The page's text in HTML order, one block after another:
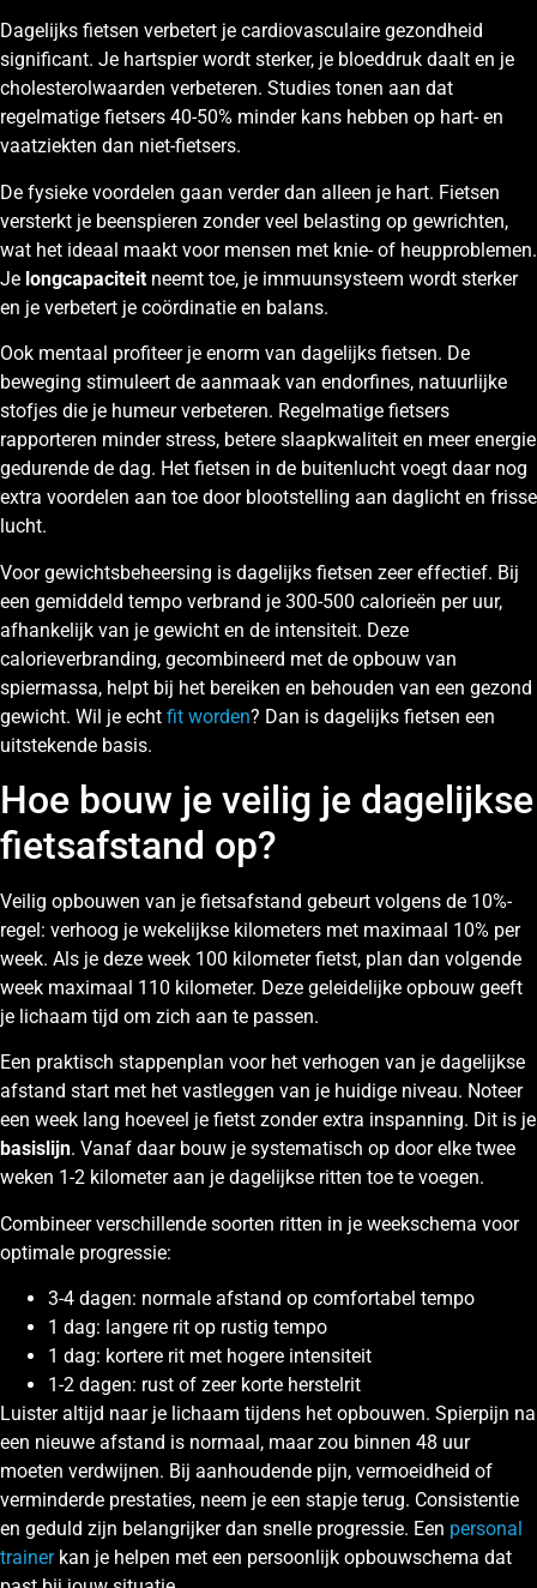
Dagelijks fietsen verbetert je cardiovasculaire gezondheid
significant. Je hartspier wordt sterker, je bloeddruk daalt en je
cholesterolwaarden verbeteren. Studies tonen aan dat
regelmatige fietsers 40-50% minder kans hebben op hart- en
vaatziekten dan niet-fietsers.
De fysieke voordelen gaan verder dan alleen je hart. Fietsen
versterkt je beenspieren zonder veel belasting op gewrichten,
wat het ideaal maakt voor mensen met knie- of heupproblemen.
Je longcapaciteit neemt toe, je immuunsysteem wordt sterker
en je verbetert je coördinatie en balans.
Ook mentaal profiteer je enorm van dagelijks fietsen. De
beweging stimuleert de aanmaak van endorfines, natuurlijke
stofjes die je humeur verbeteren. Regelmatige fietsers
rapporteren minder stress, betere slaapkwaliteit en meer energie
gedurende de dag. Het fietsen in de buitenlucht voegt daar nog
extra voordelen aan toe door blootstelling aan daglicht en frisse
lucht.
Voor gewichtsbeheersing is dagelijks fietsen zeer effectief. Bij
een gemiddeld tempo verbrand je 300-500 calorieën per uur,
afhankelijk van je gewicht en de intensiteit. Deze
calorieverbranding, gecombineerd met de opbouw van
spiermassa, helpt bij het bereiken en behouden van een gezond
gewicht. Wil je echt fit worden? Dan is dagelijks fietsen een
uitstekende basis.
Hoe bouw je veilig je dagelijkse
fietsafstand op?
Veilig opbouwen van je fietsafstand gebeurt volgens de 10%-
regel: verhoog je wekelijkse kilometers met maximaal 10% per
week. Als je deze week 100 kilometer fietst, plan dan volgende
week maximaal 110 kilometer. Deze geleidelijke opbouw geeft
je lichaam tijd om zich aan te passen.
Een praktisch stappenplan voor het verhogen van je dagelijkse
afstand start met het vastleggen van je huidige niveau. Noteer
een week lang hoeveel je fietst zonder extra inspanning. Dit is je
basislijn. Vanaf daar bouw je systematisch op door elke twee
weken 1-2 kilometer aan je dagelijkse ritten toe te voegen.
Combineer verschillende soorten ritten in je weekschema voor
optimale progressie:
3-4 dagen: normale afstand op comfortabel tempo
1 dag: langere rit op rustig tempo
1 dag: kortere rit met hogere intensiteit
1-2 dagen: rust of zeer korte herstelrit
Luister altijd naar je lichaam tijdens het opbouwen. Spierpijn na
een nieuwe afstand is normaal, maar zou binnen 48 uur
moeten verdwijnen. Bij aanhoudende pijn, vermoeidheid of
verminderde prestaties, neem je een stapje terug. Consistentie
en geduld zijn belangrijker dan snelle progressie. Een personal
trainerkan je helpen met een persoonlijk opbouwschema dat